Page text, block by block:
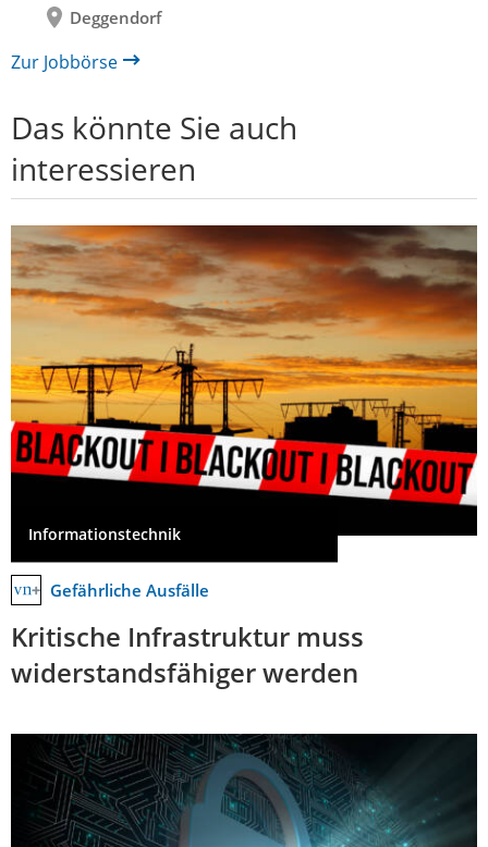
Deggendorf
Zur Jobbörse
Das könnte Sie auch
interessieren
Informationstechnik
Gefährliche Ausfälle
Kritische Infrastruktur muss
widerstandsfähiger werden